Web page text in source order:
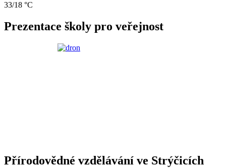
33/18 °C
Prezentace školy pro veřejnost
Přírodovědné vzdělávání ve Strýčicích